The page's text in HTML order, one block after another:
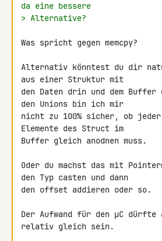
da eine bessere
> Alternative?
Was spricht gegen memcpy?
Alternativ könntest du dir
aus einer Struktur mit
den Daten drin und dem
den Unions bin ich mir
nicht zu 100% sicher, ob
Elemente des Struct im
Buffer gleich anodnen muss.
Oder du machst das mit
den Typ casten und dann
den offset addieren oder so.
Der Aufwand für den µC dürfte
relativ gleich sein.